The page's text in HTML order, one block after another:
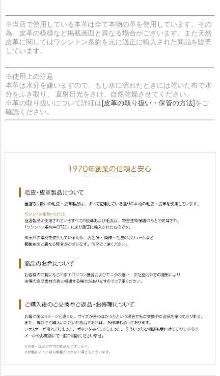
※当店で使用している本革は全て本物の革を使用しています。その
為、皮革の模様など掲載画面と異なる場合がございます。また天然
皮革に関してはワシントン条約を元に適正に輸入された商品を販売
しています。
※使用上の注意
本革は水分を嫌いますので、もし水に濡れたときには乾いた布で水
分をふき取り、 直射日光をさけ、自然乾燥させてください。
※革の取り扱いについて詳細は[皮革の取り扱い・保管の方法]をご
確認ください。